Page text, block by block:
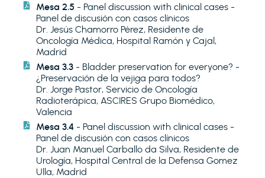
Mesa 2.5 - Panel discussion with clinical cases -
Panel de discusión con casos clínicos
Dr. Jesús Chamorro Pérez, Residente de
Oncología Médica, Hospital Ramón y Cajal,
Madrid
Mesa 3.3- Bladder preservation for everyone? -
¿Preservación de la vejiga para todos?
Dr. Jorge Pastor, Servicio de Oncología
Radioterápica, ASCIRES Grupo Biomédico,
Valencia
Mesa 3.4 - Panel discussion with clinical cases -
Panel de discusión con casos clínicos
Dr. Juan Manuel Carballo da Silva, Residente de
Urología, Hospital Central de la Defensa Gomez
Ulla, Madrid